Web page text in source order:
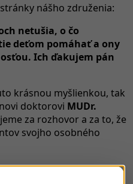
nášho združenia:
netušia, o čo
deťom pomáhať a ony
Ich ďakujem pán
krásnou myšlienkou, tak
doktorovi MUDr.
za rozhovor a za to, že
svojho osobného
na ceste!